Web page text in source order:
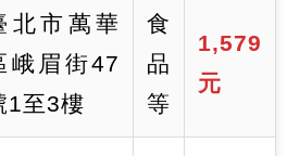
北市萬華
峨眉街47
1至3樓
食
品
等
1,579
元